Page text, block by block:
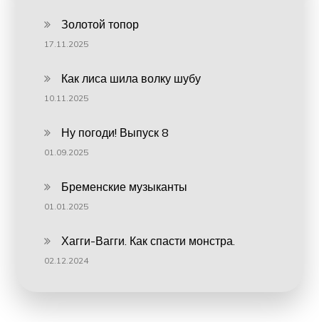
Золотой топор
17.11.2025
Как лиса шила волку шубу
10.11.2025
Ну погоди! Выпуск 8
01.09.2025
Бременские музыканты
01.01.2025
Хагги-Вагги. Как спасти монстра.
02.12.2024